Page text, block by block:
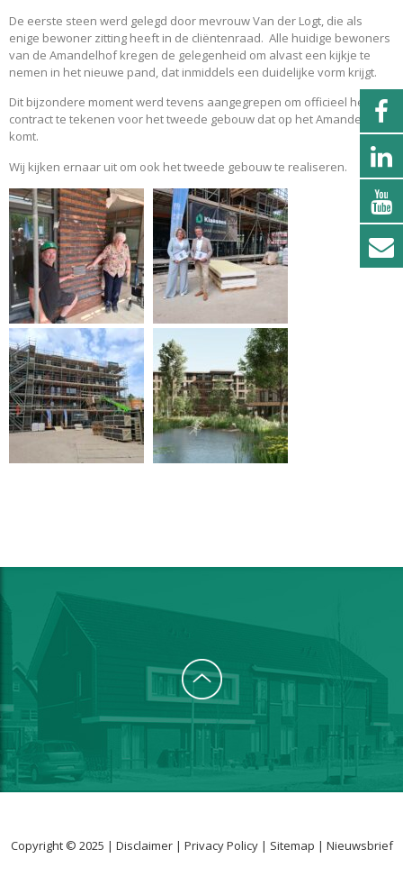
De eerste steen werd gelegd door mevrouw Van der Logt, die als
enige bewoner zitting heeft in de cliëntenraad. Alle huidige bewoners
van de Amandelhof kregen de gelegenheid om alvast een kijkje te
nemen in het nieuwe pand, dat inmiddels een duidelijke vorm krijgt.
Dit bijzondere moment werd tevens aangegrepen om officieel het
contract te tekenen voor het tweede gebouw dat op het Amandelpark
komt.
Wij kijken ernaar uit om ook het tweede gebouw te realiseren.
Copyright © 2025 | Disclaimer | Privacy Policy | Sitemap | Nieuwsbrief